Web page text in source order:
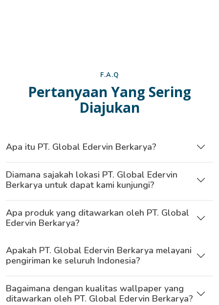
F.A.Q
Pertanyaan Yang Sering
Diajukan
Apa itu PT. Global Edervin Berkarya?
Diamana sajakah lokasi PT. Global Edervin
Berkarya untuk dapat kami kunjungi?
Apa produk yang ditawarkan oleh PT. Global
Edervin Berkarya?
Apakah PT. Global Edervin Berkarya melayani
pengiriman ke seluruh Indonesia?
Bagaimana dengan kualitas wallpaper yang
ditawarkan oleh PT. Global Edervin Berkarya?